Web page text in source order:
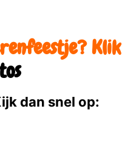
Klik
dan snel op: